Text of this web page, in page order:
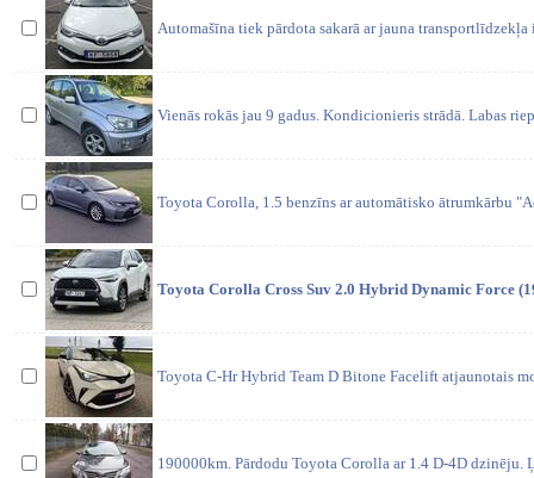
Automašīna tiek pārdota sakarā ar jauna transportlīdzekļa
Vienās rokās jau 9 gadus. Kondicionieris strādā. Labas
Toyota Corolla, 1.5 benzīns ar automātisko ātrumkārbu
Toyota Corolla Cross Suv 2.0 Hybrid Dynamic Force
Toyota C-Hr Hybrid Team D Bitone Facelift atjaunotais
190000km. Pārdodu Toyota Corolla ar 1.4 D-4D dzinēju.